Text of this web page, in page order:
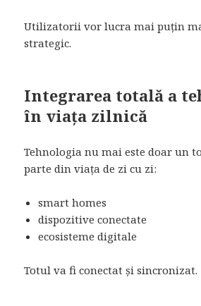
Utilizatorii vor lucra mai puțin
strategic.
Integrarea totală a
în viața zilnică
Tehnologia nu mai este doar un
parte din viața de zi cu zi:
smart homes
dispozitive conectate
ecosisteme digitale
Totul va fi conectat și sincronizat.